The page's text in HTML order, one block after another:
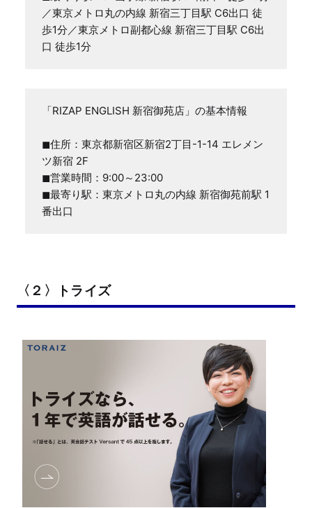
／東京メトロ丸の内線 新宿三丁目駅 C6出口 徒
歩1分／東京メトロ副都心線 新宿三丁目駅 C6出
口 徒歩1分
「RIZAP ENGLISH 新宿御苑店」の基本情報
◼住所：東京都新宿区新宿2丁目-1-14 エレメン
ツ新宿 2F
◼営業時間：9:00～23:00
◼最寄り駅：東京メトロ丸の内線 新宿御苑前駅 1
番出口
〈２〉トライズ